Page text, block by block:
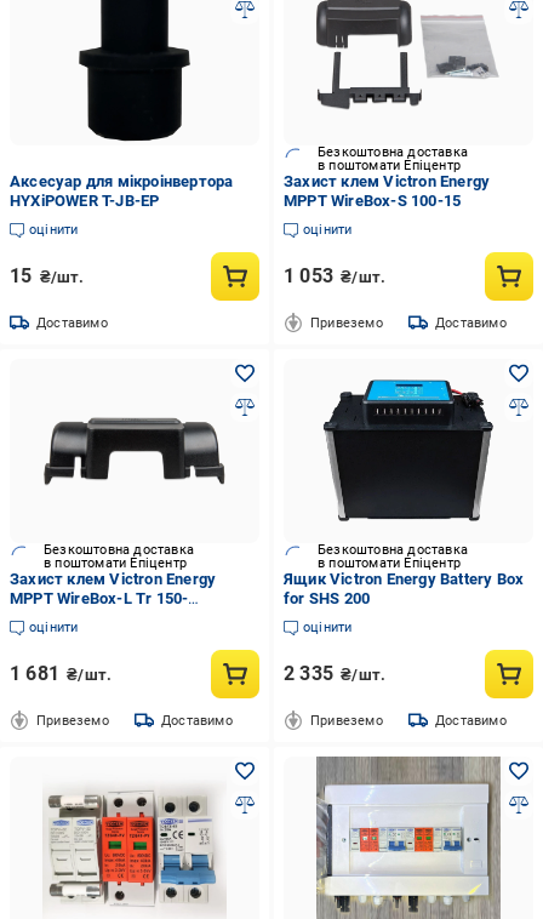
Аксесуар для мікроінвертора
HYXiPOWER T-JB-EP
оцінити
15 ₴/шт.
Доставимо
Безкоштовна доставка
в поштомати Епіцентр
Захист клем Victron Energy
MPPT WireBox-S 100-15
оцінити
1 053 ₴/шт.
Привеземо Доставимо
Безкоштовна доставка
в поштомати Епіцентр
Захист клем Victron Energy
MPPT WireBox-L Tr 150-
45/60/70&250-60/70
оцінити
1 681 ₴/шт.
Привеземо Доставимо
Безкоштовна доставка
в поштомати Епіцентр
Ящик Victron Energy Battery Box
for SHS 200
оцінити
2 335 ₴/шт.
Привеземо Доставимо